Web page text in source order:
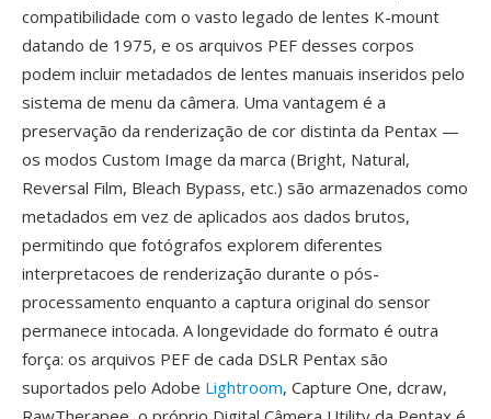
compatibilidade com o vasto legado de lentes K-mount
datando de 1975, e os arquivos PEF desses corpos
podem incluir metadados de lentes manuais inseridos pelo
sistema de menu da câmera. Uma vantagem é a
preservação da renderização de cor distinta da Pentax —
os modos Custom Image da marca (Bright, Natural,
Reversal Film, Bleach Bypass, etc.) são armazenados como
metadados em vez de aplicados aos dados brutos,
permitindo que fotógrafos explorem diferentes
interpretacoes de renderização durante o pós-
processamento enquanto a captura original do sensor
permanece intocada. A longevidade do formato é outra
força: os arquivos PEF de cada DSLR Pentax são
suportados pelo Adobe Lightroom, Capture One, dcraw,